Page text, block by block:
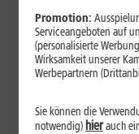
Bestenliste
halten im
durch
Promotion:
Serviceangeboten auf
(personalisierte
Wirksamkeit unserer
Werbepartnern
Sie können die
notwendig) hierauch